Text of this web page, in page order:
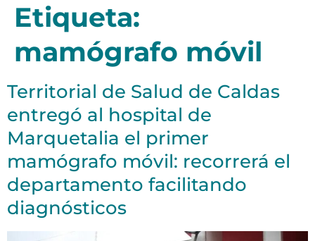
Etiqueta:
mamógrafo móvil
Territorial de Salud de Caldas
entregó al hospital de
Marquetalia el primer
mamógrafo móvil: recorrerá el
departamento facilitando
diagnósticos